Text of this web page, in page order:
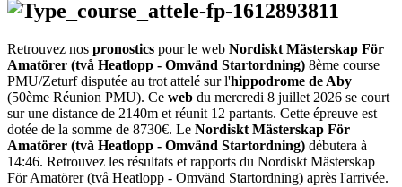
Retrouvez nos pronostics pour le web Nordiskt Mästerskap För
Amatörer (två Heatlopp - Omvänd Startordning) 8ème course
PMU/Zeturf disputée au trot attelé sur l'hippodrome de Aby
(50ème Réunion PMU). Ce web du mercredi 8 juillet 2026 se court
sur une distance de 2140m et réunit 12 partants. Cette épreuve est
dotée de la somme de 8730€. Le Nordiskt Mästerskap För
Amatörer (två Heatlopp - Omvänd Startordning) débutera à
14:46. Retrouvez les résultats et rapports du Nordiskt Mästerskap
För Amatörer (två Heatlopp - Omvänd Startordning) après l'arrivée.